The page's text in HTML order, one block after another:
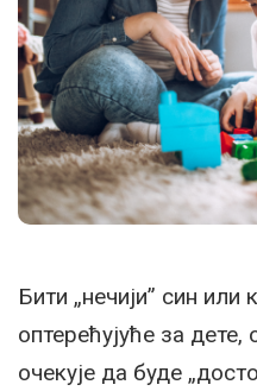
Бити „нечији” син или
оптерећујуће за
очекује да буде